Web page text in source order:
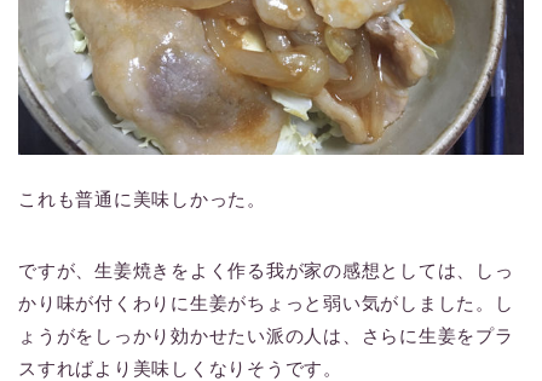
これも普通に美味しかった。
ですが、生姜焼きをよく作る我が家の感想としては、しっ
かり味が付くわりに生姜がちょっと弱い気がしました。し
ょうがをしっかり効かせたい派の人は、さらに生姜をプラ
スすればより美味しくなりそうです。